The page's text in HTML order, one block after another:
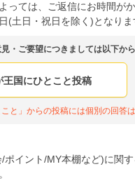
っては、ご返信にお時間が
(土日・祝日を除く)となり
・ご要望につきましては以下か
王国にひとこと投稿
と」からの投稿には個別の回答は
ポイント/MY本棚など)に関